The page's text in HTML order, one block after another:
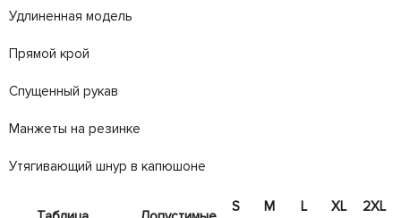
Удлиненная модель
Прямой крой
Спущенный рукав
Манжеты на резинке
Утягивающий шнур в капюшоне
S
M
L
XL
2XL